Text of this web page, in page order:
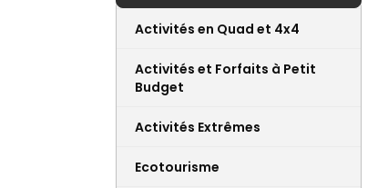
Activités en Quad et 4x4
Activités et Forfaits à Petit
Budget
Activités Extrêmes
Ecotourisme